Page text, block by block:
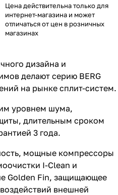
Цена действительна только для
интернет-магазина и может
отличаться от цен в розничных
магазинах
дизайна и
делают серию BERG
на рынке сплит-систем.
уровнем шума,
длительным сроком
3 года.
мощные компрессоры
I-Clean и
Golden Fin, защищающее
внешней